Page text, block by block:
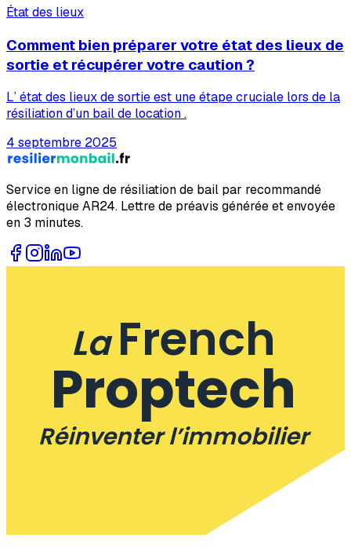
État des lieux
Comment bien préparer votre état des lieux de
sortie et récupérer votre caution ?
L’ état des lieux de sortie est une étape cruciale lors de la
résiliation d’un bail de location .
4 septembre 2025
Service en ligne de résiliation de bail par recommandé
électronique AR24. Lettre de préavis générée et envoyée
en 3 minutes.
LaFrench
Proptech
Réinventer l’immobilier